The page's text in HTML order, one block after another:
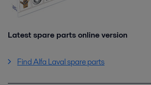
Latest spare parts online version
Find Alfa Laval spare parts